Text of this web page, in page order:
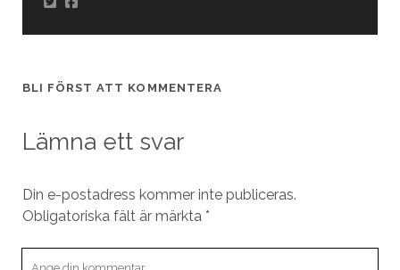
BLI FÖRST ATT KOMMENTERA
Lämna ett svar
Din e-postadress kommer inte publiceras.
Obligatoriska fält är märkta *